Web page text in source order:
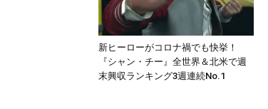
新ヒーローがコロナ禍でも快挙！
『シャン・チー』全世界＆北米で週
末興収ランキング3週連続No.1